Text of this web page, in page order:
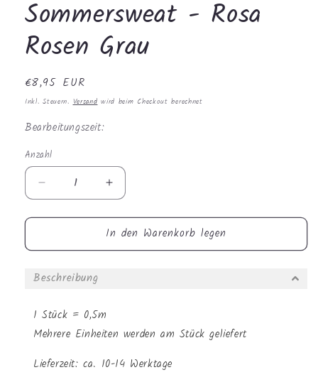
Sommersweat - Rosa
Rosen Grau
Normaler
Preis
€8,95 EUR
Inkl. Steuern. Versand wird beim Checkout berechnet
Bearbeitungszeit:
Anzahl
Anzahl
Verringere
die
Menge
Sommersweat
Rosa
Grau
Erhöhe
die
Menge
für
Sommersweat
In den Warenkorb legen
Beschreibung
1 Stück = 0,5m
Mehrere Einheiten werden am Stück geliefert
Lieferzeit: ca. 10-14 Werktage